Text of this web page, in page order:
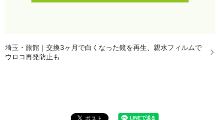
埼玉・旅館｜交換3ヶ月で白くなった鏡を再生、親水フィルムで
ウロコ再発防止も